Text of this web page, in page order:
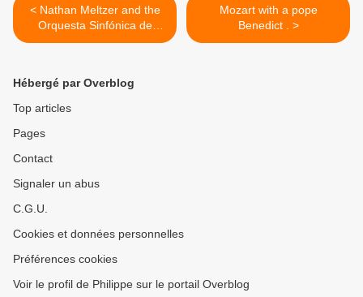
< Nathan Meltzer and the
Orquesta Sinfónica de
Concepción Tchaikovsky
Mozart with a pope
Benedict . >
Hébergé par Overblog
Top articles
Pages
Contact
Signaler un abus
C.G.U.
Cookies et données personnelles
Préférences cookies
Voir le profil de Philippe sur le portail Overblog